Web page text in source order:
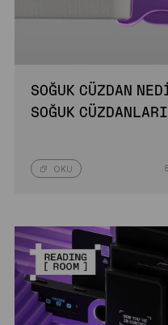
SOĞUK CÜZDAN
SOĞUK CÜZDANLARI
OKU